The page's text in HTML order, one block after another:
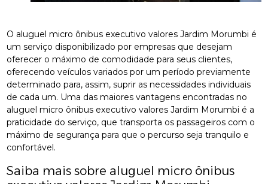
O aluguel micro ônibus executivo valores Jardim Morumbi é
um serviço disponibilizado por empresas que desejam
oferecer o máximo de comodidade para seus clientes,
oferecendo veículos variados por um período previamente
determinado para, assim, suprir as necessidades individuais
de cada um. Uma das maiores vantagens encontradas no
aluguel micro ônibus executivo valores Jardim Morumbi é a
praticidade do serviço, que transporta os passageiros com o
máximo de segurança para que o percurso seja tranquilo e
confortável.
Saiba mais sobre aluguel micro ônibus